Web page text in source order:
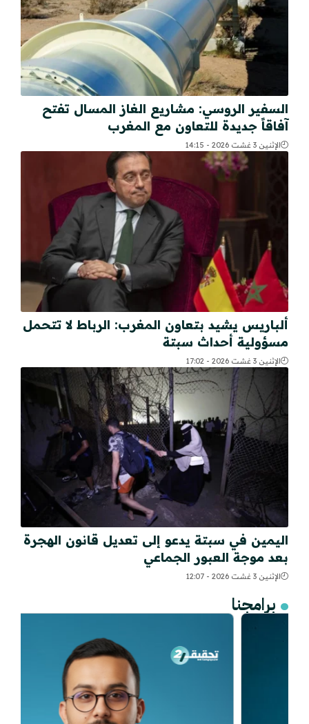
السفير الروسي: مشاريع الغاز المسال تفتح
آفاقاً جديدة للتعاون مع المغرب
الإثنين 3 غشت 2026 - 14:15
ألباريس يشيد بتعاون المغرب: الرباط لا تتحمل
مسؤولية أحداث سبتة
الإثنين 3 غشت 2026 - 17:02
اليمين في سبتة يدعو إلى تعديل قانون الهجرة
بعد موجة العبور الجماعي
الإثنين 3 غشت 2026 - 12:07
برامجنا